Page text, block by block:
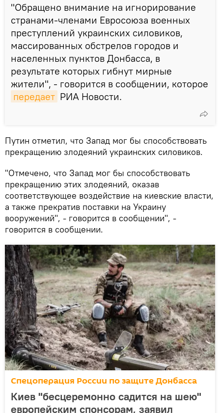
"Обращено внимание на игнорирование
странами-членами Евросоюза военных
преступлений украинских силовиков,
массированных обстрелов городов и
населенных пунктов Донбасса, в
результате которых гибнут мирные
жители", - говорится в сообщении, которое
передает РИА Новости.
Путин отметил, что Запад мог бы способствовать
прекращению злодеяний украинских силовиков.
"Отмечено, что Запад мог бы способствовать
прекращению этих злодеяний, оказав
соответствующее воздействие на киевские власти,
а также прекратив поставки на Украину
вооружений", - говорится в сообщении", -
говорится в сообщении.
Спецоперация России по защите Донбасса
Киев "бесцеремонно садится на шею"
европейским спонсорам, заявил